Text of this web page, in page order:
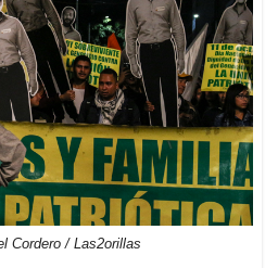
Cordero / Las2orillas